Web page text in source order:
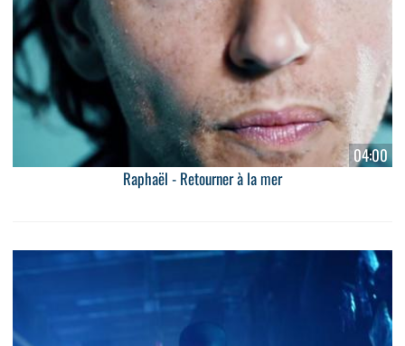
04:00
Raphaël - Retourner à la mer